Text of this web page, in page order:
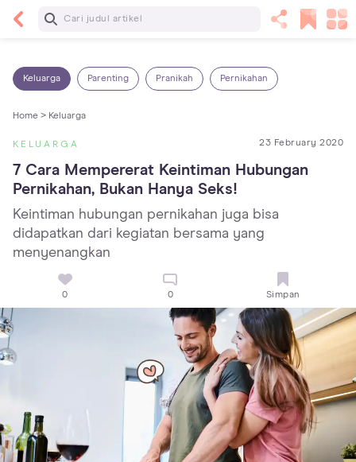
Baca Selanjutnya
Keluarga Parenting Pranikah Pernikahan
Home > Keluarga
KELUARGA 23 February 2020
7 Cara Mempererat Keintiman Hubungan
Pernikahan, Bukan Hanya Seks!
Keintiman hubungan pernikahan juga bisa
didapatkan dari kegiatan bersama yang
menyenangkan
0 0 Simpan